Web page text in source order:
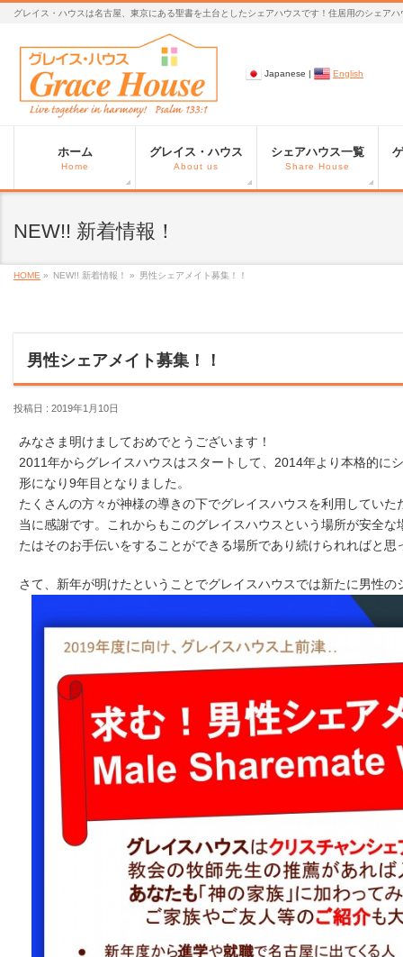
グレイス・ハウスは名古屋、東京にある聖書を土台としたシェアハウスです！住居用のシェア
Japanese | English
ホーム
Home
グレイス・ハウス
About us
シェアハウス一覧
Share House
NEW!! 新着情報！
HOME » NEW!! 新着情報！ » 男性シェアメイト募集！！
男性シェアメイト募集！！
投稿日 : 2019年1月10日
みなさま明けましておめでとうございます！
2011年からグレイスハウスはスタートして、2014年より本格的に
形になり9年目となりました。
たくさんの方々が神様の導きの下でグレイスハウスを利用してい
当に感謝です。これからもこのグレイスハウスという場所が安全
たはそのお手伝いをすることができる場所であり続けられればと思
さて、新年が明けたということでグレイスハウスでは新たに男性